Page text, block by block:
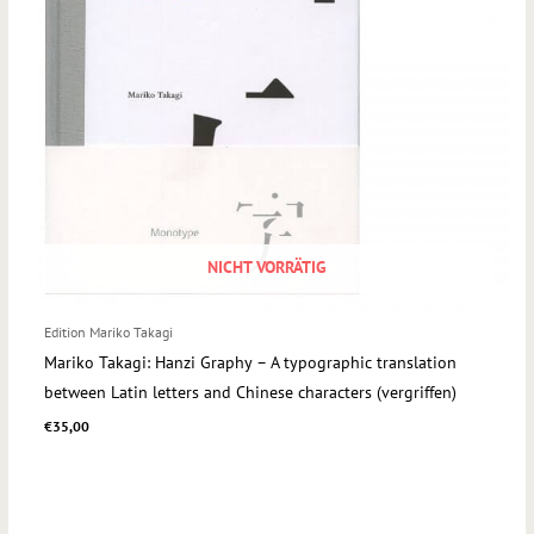
NICHT VORRÄTIG
Edition Mariko Takagi
Mariko Takagi: Hanzi Graphy – A typographic translation
between Latin letters and Chinese characters (vergriffen)
€35,00